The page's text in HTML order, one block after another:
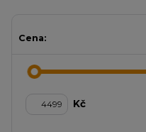
Cena:
Kč